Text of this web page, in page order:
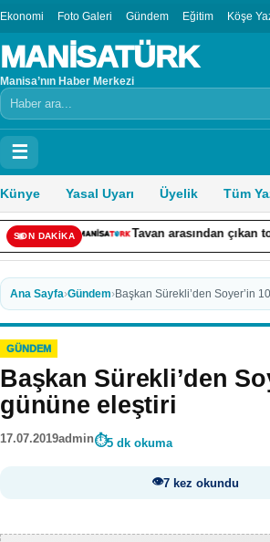
Ekonomi Foto Galeri Gündem Eğitim Köşe
MANİSATÜRK
Manisa’nın Haber Merkezi
Arama
☰
Künye Yasal Uyarı Üyelik Tüm
SON DAKİKA
tohumlar Altınbaş Kavununu yeniden
Ana Sayfa›Gündem›Başkan Sürekli’den Soyer’in
GÜNDEM
Başkan Sürekli’den
gününe eleştiri
17.07.2019admin 5 dk okuma
7 kez okundu